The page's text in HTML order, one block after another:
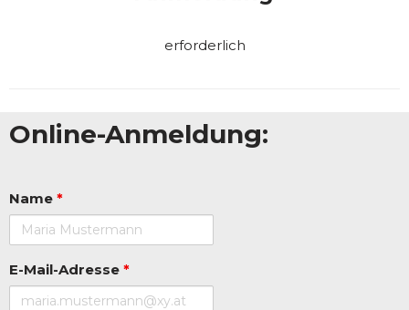
erforderlich
Online-Anmeldung:
Name *
E-Mail-Adresse *